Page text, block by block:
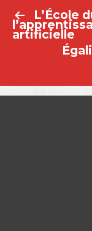
DE
L’École
artificielle